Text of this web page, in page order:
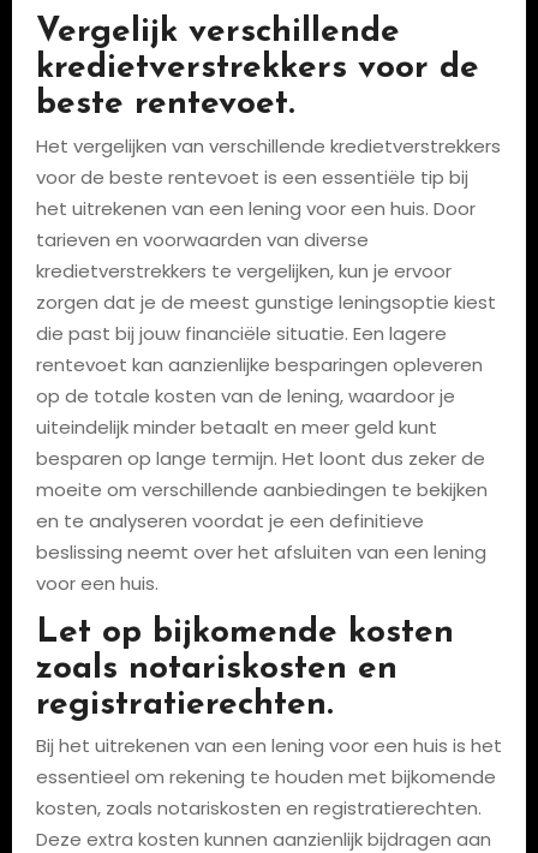
Vergelijk verschillende
kredietverstrekkers voor de
beste rentevoet.
Het vergelijken van verschillende kredietverstrekkers
voor de beste rentevoet is een essentiële tip bij
het uitrekenen van een lening voor een huis. Door
tarieven en voorwaarden van diverse
kredietverstrekkers te vergelijken, kun je ervoor
zorgen dat je de meest gunstige leningsoptie kiest
die past bij jouw financiële situatie. Een lagere
rentevoet kan aanzienlijke besparingen opleveren
op de totale kosten van de lening, waardoor je
uiteindelijk minder betaalt en meer geld kunt
besparen op lange termijn. Het loont dus zeker de
moeite om verschillende aanbiedingen te bekijken
en te analyseren voordat je een definitieve
beslissing neemt over het afsluiten van een lening
voor een huis.
Let op bijkomende kosten
zoals notariskosten en
registratierechten.
Bij het uitrekenen van een lening voor een huis is het
essentieel om rekening te houden met bijkomende
kosten, zoals notariskosten en registratierechten.
Deze extra kosten kunnen aanzienlijk bijdragen aan